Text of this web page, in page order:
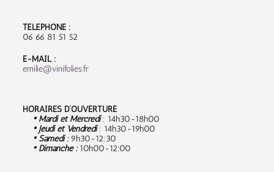
TÉLÉPHONE :
06 66 81 51 52
E-MAIL :
emilie@vinifolies.fr
HORAIRES D’OUVERTURE
• Mardi et Mercredi: 14h30-18h00
• Jeudi et Vendredi: 14h30-19h00
• Samedi :9h30-12:30
• Dimanche :10h00-12:00